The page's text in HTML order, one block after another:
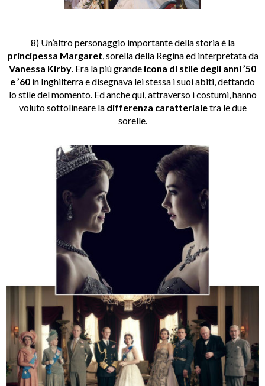
8) Un’altro personaggio importante della storia è la
principessa Margaret, sorella della Regina ed interpretata da
Vanessa Kirby. Era la più grande icona di stile degli anni ’50
e ’60 in Inghilterra e disegnava lei stessa i suoi abiti, dettando
lo stile del momento. Ed anche qui, attraverso i costumi, hanno
voluto sottolineare ladifferenza caratterialetra le due
sorelle.